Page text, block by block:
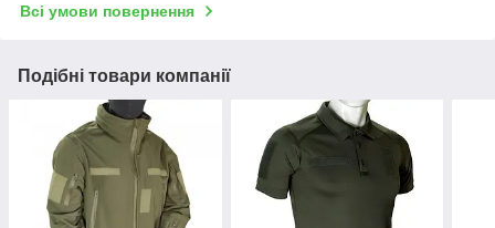
Всі умови повернення
Подібні товари компанії